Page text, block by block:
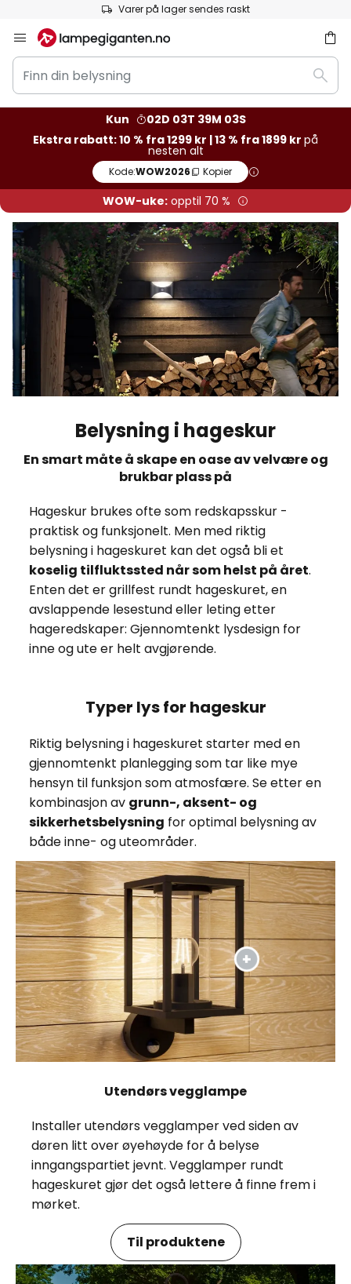
Europas største utvalg av merker
Hopp
til
innhold
Finn
din
belysning
Søk
Kun
02D 03T 39M 01S
Ekstra rabatt: 10 % fra 1299 kr | 13 % fra 1899 kr på
nesten alt
Kode:WOW2026 Kopier
WOW-uke: opptil 70 %
Belysning i hageskur
En smart måte å skape en oase av velvære og
brukbar plass på
Hageskur brukes ofte som redskapsskur -
praktisk og funksjonelt. Men med riktig
belysning i hageskuret kan det også bli et
koselig tilfluktssted når som helst på året.
Enten det er grillfest rundt hageskuret, en
avslappende lesestund eller leting etter
hageredskaper: Gjennomtenkt lysdesign for
inne og ute er helt avgjørende.
Typer lys for hageskur
Riktig belysning i hageskuret starter med en
gjennomtenkt planlegging som tar like mye
hensyn til funksjon som atmosfære. Se etter en
kombinasjon av grunn-, aksent- og
sikkerhetsbelysning for optimal belysning av
både inne- og uteområder.
Utendørs vegglampe
Installer utendørs vegglamper ved siden av
døren litt over øyehøyde for å belyse
inngangspartiet jevnt. Vegglamper rundt
hageskuret gjør det også lettere å finne frem i
mørket.
Til produktene